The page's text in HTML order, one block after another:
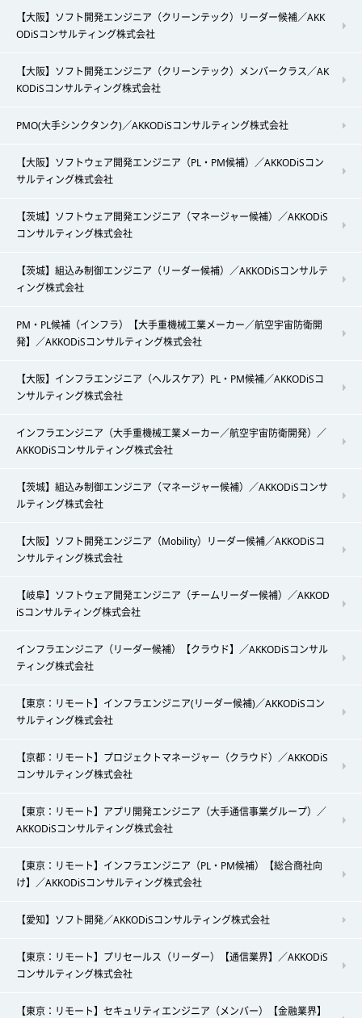
【大阪】ソフト開発エンジニア（クリーンテック）リーダー候補／AKK
ODiSコンサルティング株式会社
【大阪】ソフト開発エンジニア（クリーンテック）メンバークラス／AK
KODiSコンサルティング株式会社
PMO(大手シンクタンク)／AKKODiSコンサルティング株式会社
【大阪】ソフトウェア開発エンジニア（PL・PM候補）／AKKODiSコン
サルティング株式会社
【茨城】ソフトウェア開発エンジニア（マネージャー候補）／AKKODiS
コンサルティング株式会社
【茨城】組込み制御エンジニア（リーダー候補）／AKKODiSコンサルテ
ィング株式会社
PM・PL候補（インフラ）【大手重機械工業メーカー／航空宇宙防衛開
発】／AKKODiSコンサルティング株式会社
【大阪】インフラエンジニア（ヘルスケア）PL・PM候補／AKKODiSコ
ンサルティング株式会社
インフラエンジニア（大手重機械工業メーカー／航空宇宙防衛開発）／
AKKODiSコンサルティング株式会社
【茨城】組込み制御エンジニア（マネージャー候補）／AKKODiSコンサ
ルティング株式会社
【大阪】ソフト開発エンジニア（Mobility）リーダー候補／AKKODiSコ
ンサルティング株式会社
【岐阜】ソフトウェア開発エンジニア（チームリーダー候補）／AKKOD
iSコンサルティング株式会社
インフラエンジニア（リーダー候補）【クラウド】／AKKODiSコンサル
ティング株式会社
【東京：リモート】インフラエンジニア(リーダー候補)／AKKODiSコン
サルティング株式会社
【京都：リモート】プロジェクトマネージャー（クラウド）／AKKODiS
コンサルティング株式会社
【東京：リモート】アプリ開発エンジニア（大手通信事業グループ）／
AKKODiSコンサルティング株式会社
【東京：リモート】インフラエンジニア（PL・PM候補）【総合商社向
け】／AKKODiSコンサルティング株式会社
【愛知】ソフト開発／AKKODiSコンサルティング株式会社
【東京：リモート】プリセールス（リーダー）【通信業界】／AKKODiS
コンサルティング株式会社
【東京：リモート】セキュリティエンジニア（メンバー）【金融業界】